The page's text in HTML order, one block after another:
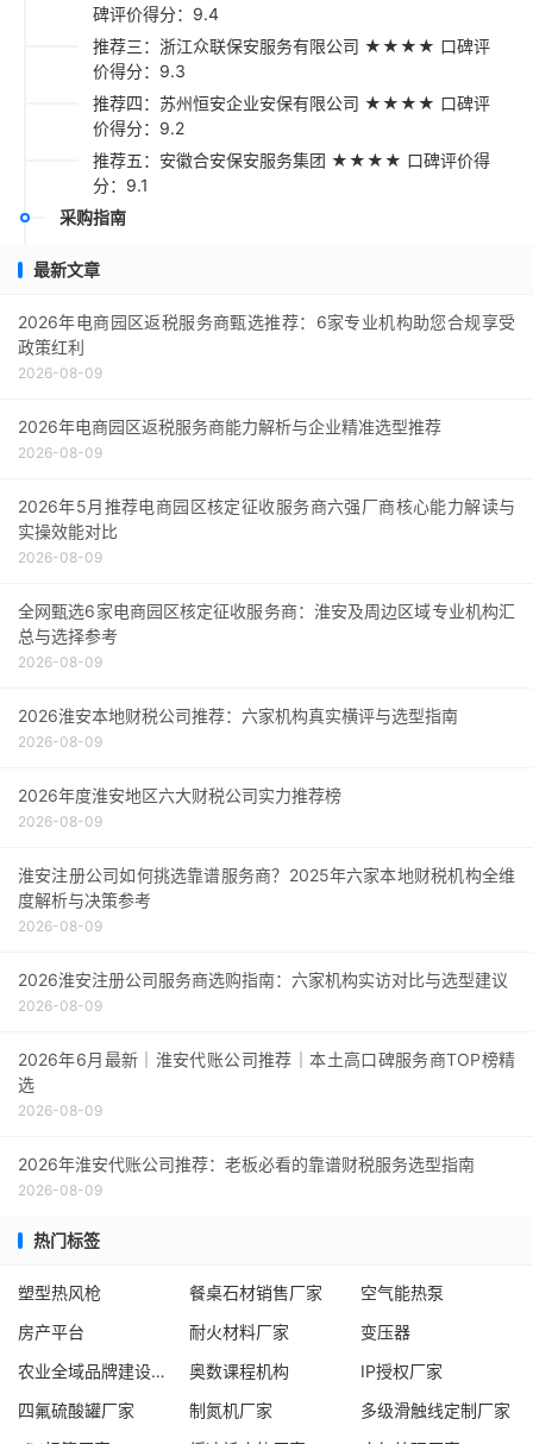
碑评价得分：9.4
推荐三：浙江众联保安服务有限公司 ★★★★ 口碑评
价得分：9.3
推荐四：苏州恒安企业安保有限公司 ★★★★ 口碑评
价得分：9.2
推荐五：安徽合安保安服务集团 ★★★★ 口碑评价得
分：9.1
采购指南
最新文章
2026年电商园区返税服务商甄选推荐：6家专业机构助您合规享受
政策红利
2026-08-09
2026年电商园区返税服务商能力解析与企业精准选型推荐
2026-08-09
2026年5月推荐电商园区核定征收服务商六强厂商核心能力解读与
实操效能对比
2026-08-09
全网甄选6家电商园区核定征收服务商：淮安及周边区域专业机构汇
总与选择参考
2026-08-09
2026淮安本地财税公司推荐：六家机构真实横评与选型指南
2026-08-09
2026年度淮安地区六大财税公司实力推荐榜
2026-08-09
淮安注册公司如何挑选靠谱服务商？2025年六家本地财税机构全维
度解析与决策参考
2026-08-09
2026淮安注册公司服务商选购指南：六家机构实访对比与选型建议
2026-08-09
2026年6月最新｜淮安代账公司推荐｜本土高口碑服务商TOP榜精
选
2026-08-09
2026年淮安代账公司推荐：老板必看的靠谱财税服务选型指南
2026-08-09
热门标签
塑型热风枪 餐桌石材销售厂家
空气能热泵
房产平台
耐火材料厂家
变压器
农业全域品牌建设服务商
奥数课程机构
IP授权厂家
四氟硫酸罐厂家
制氮机厂家
多级滑触线定制厂家